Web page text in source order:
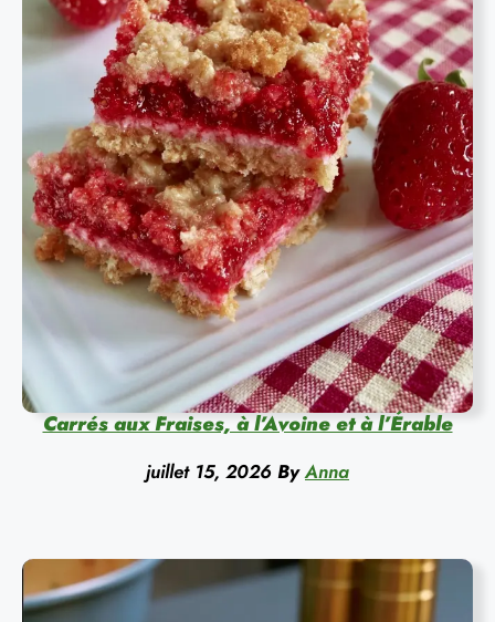
Carrés aux Fraises, à l’Avoine et à l’Érable
juillet 15, 2026 By Anna